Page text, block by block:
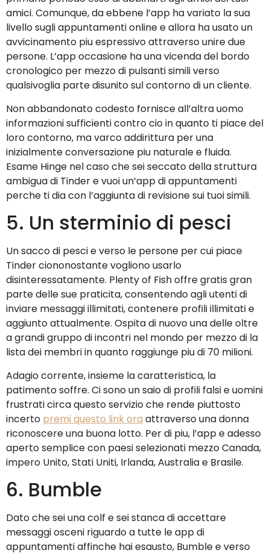
amici. Comunque, da ebbene l’app ha variato la sua
livello sugli appuntamenti online e allora ha usato un
avvicinamento piu espressivo attraverso unire due
persone. L’app occasione ha una vicenda del bordo
cronologico per mezzo di pulsanti simili verso
qualsivoglia parte disunito sul contorno di un cliente.
Non abbandonato codesto fornisce all’altra uomo
informazioni sufficienti contro cio in quanto ti piace del
loro contorno, ma varco addirittura per una
inizialmente conversazione piu naturale e fluida.
Esame Hinge nel caso che sei seccato della struttura
ambigua di Tinder e vuoi un’app di appuntamenti
perche ti dia con l’aggiunta di revisione sui tuoi simili.
5. Un sterminio di pesci
Un sacco di pesci e verso le persone per cui piace
Tinder ciononostante vogliono usarlo
disinteressatamente. Plenty of Fish offre gratis gran
parte delle sue praticita, consentendo agli utenti di
inviare messaggi illimitati, contenere profili illimitati e
aggiunto attualmente. Ospita di nuovo una delle oltre
a grandi gruppo di incontri nel mondo per mezzo di la
lista dei membri in quanto raggiunge piu di 70 milioni.
Adagio corrente, insieme la caratteristica, la
patimento soffre. Ci sono un saio di profili falsi e uomini
frustrati circa questo servizio che rende piuttosto
incerto premi questo link ora attraverso una donna
riconoscere una buona lotto. Per di piu, l’app e adesso
aperto semplice con paesi selezionati mezzo Canada,
impero Unito, Stati Uniti, Irlanda, Australia e Brasile.
6. Bumble
Dato che sei una colf e sei stanca di accettare
messaggi osceni riguardo a tutte le app di
appuntamenti affinche hai esausto, Bumble e verso